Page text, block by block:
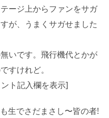
ージ上からファンをサガ
が、うまくサガせました
いです。飛行機代とかが
すけれど。
ト記入欄を表示]
生でさだまさし〜皆の者!